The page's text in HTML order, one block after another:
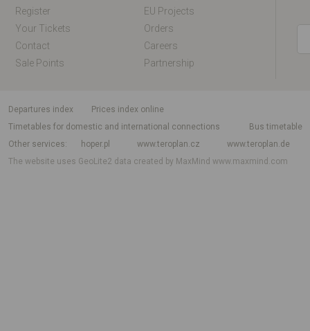
Register
EU Projects
Your Tickets
Orders
Contact
Careers
Sale Points
Partnership
departures index
Prices index online
Timetables for domestic and international connections
Bus timetable
Other services
hoper.pl www.teroplan.cz
www.teroplan.de
The website uses GeoLite2 data created by MaxMindwww.maxmind.com